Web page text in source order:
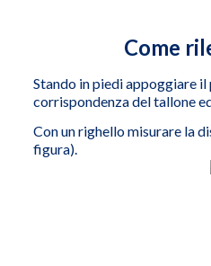
Come
Stando in piedi appoggiare
corrispondenza del tallone
Con un righello misurare la
figura).